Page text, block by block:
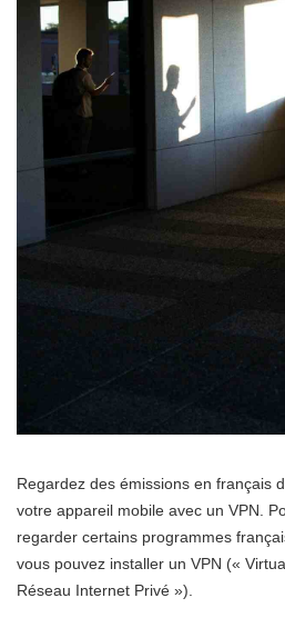
Regardez des émissions en français
votre appareil mobile avec un VPN.
regarder certains programmes
vous pouvez installer un VPN («
Réseau Internet Privé »).